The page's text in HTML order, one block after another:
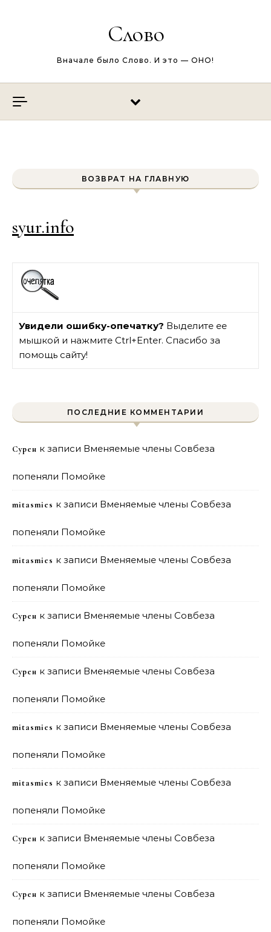
Слово
Вначале было Слово. И это — ОНО!
ВОЗВРАТ НА ГЛАВНУЮ
syur.info
Увидели ошибку-опечатку? Выделите ее
мышкой и нажмите Ctrl+Enter. Спасибо за
помощь сайту!
ПОСЛЕДНИЕ КОММЕНТАРИИ
Сурен к записи Вменяемые члены Совбеза
попеняли Помойке
mitasmies к записи Вменяемые члены Совбеза
попеняли Помойке
mitasmies к записи Вменяемые члены Совбеза
попеняли Помойке
Сурен к записи Вменяемые члены Совбеза
попеняли Помойке
Сурен к записи Вменяемые члены Совбеза
попеняли Помойке
mitasmies к записи Вменяемые члены Совбеза
попеняли Помойке
mitasmies к записи Вменяемые члены Совбеза
попеняли Помойке
Сурен к записи Вменяемые члены Совбеза
попеняли Помойке
Сурен к записи Вменяемые члены Совбеза
попеняли Помойке